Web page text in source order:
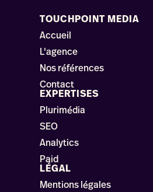
TOUCHPOINT MEDIA
Accueil
L'agence
Nos références
Contact
EXPERTISES
Plurimédia
SEO
Analytics
Paid
LÉGAL
Mentions légales